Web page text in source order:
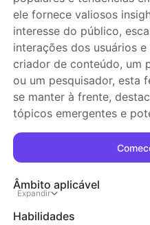
ele fornece valiosos
interesse do público,
interações dos usuários
criador de conteúdo, um
ou um pesquisador, esta
se manter à frente,
tópicos emergentes e
Âmbito aplicável
Expandir
Habilidades